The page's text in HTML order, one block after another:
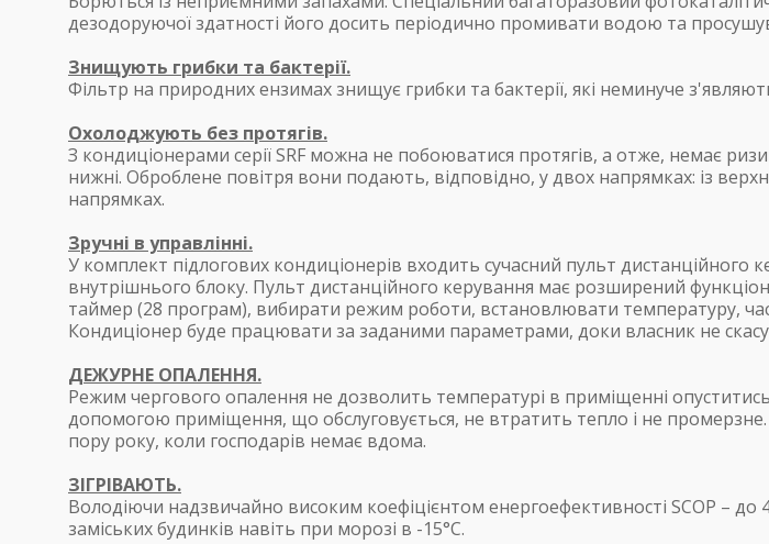
дезодоруючої здатності його досить періодично промивати водою та
Знищують грибки та бактерії.
Фільтр на природних ензимах знищує грибки та бактерії, які неминуче
Охолоджують без протягів.
З кондиціонерами серії SRF можна не побоюватися протягів, а отже, немає
нижні. Оброблене повітря вони подають, відповідно, у двох напрямках: із
напрямках.
Зручні в управлінні.
У комплект підлогових кондиціонерів входить сучасний пульт
внутрішнього блоку. Пульт дистанційного керування має розширений
таймер (28 програм), вибирати режим роботи, встановлювати температуру,
Кондиціонер буде працювати за заданими параметрами, доки власник не
ДЕЖУРНЕ ОПАЛЕННЯ.
Режим чергового опалення не дозволить температурі в приміщенні
допомогою приміщення, що обслуговується, не втратить тепло і не
пору року, коли господарів немає вдома.
ЗІГРІВАЮТЬ.
Володіючи надзвичайно високим коефіцієнтом енергоефективності SCOP – до
заміських будинків навіть при морозі в -15°С.